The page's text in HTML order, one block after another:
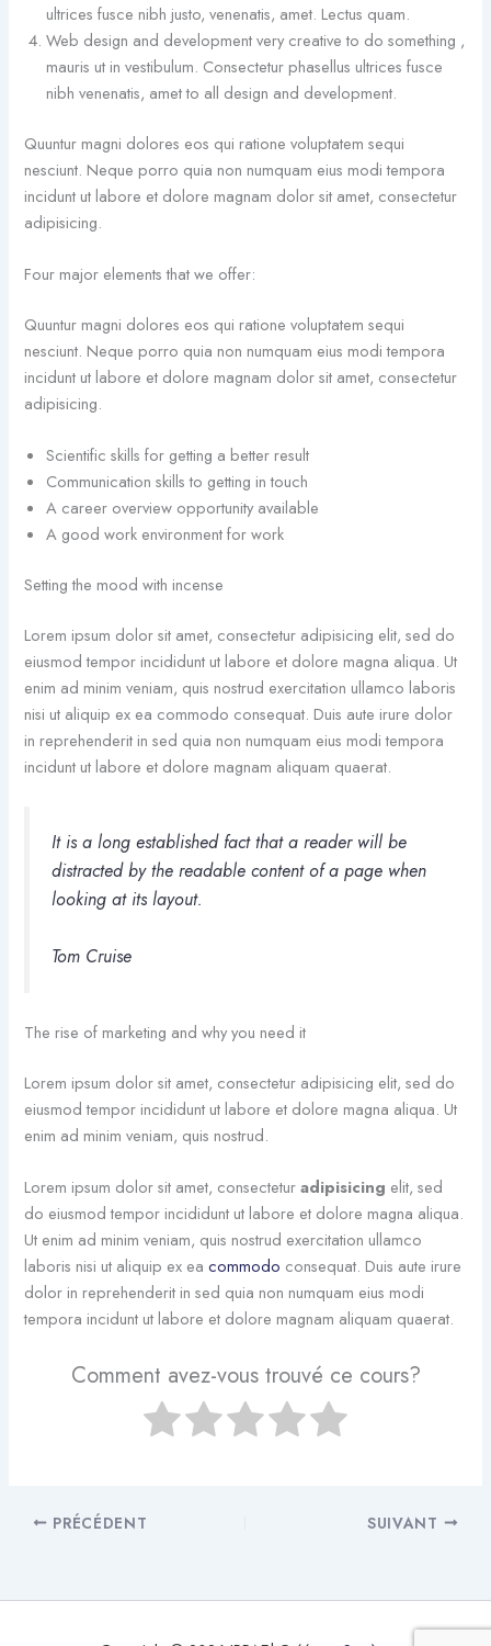
ultrices fusce nibh justo, venenatis, amet. Lectus quam.
Web design and development very creative to do something ,
mauris ut in vestibulum. Consectetur phasellus ultrices fusce
nibh venenatis, amet to all design and development.
Quuntur magni dolores eos qui ratione voluptatem sequi
nesciunt. Neque porro quia non numquam eius modi tempora
incidunt ut labore et dolore magnam dolor sit amet, consectetur
adipisicing.
Four major elements that we offer:
Quuntur magni dolores eos qui ratione voluptatem sequi
nesciunt. Neque porro quia non numquam eius modi tempora
incidunt ut labore et dolore magnam dolor sit amet, consectetur
adipisicing.
Scientific skills for getting a better result
Communication skills to getting in touch
A career overview opportunity available
A good work environment for work
Setting the mood with incense
Lorem ipsum dolor sit amet, consectetur adipisicing elit, sed do
eiusmod tempor incididunt ut labore et dolore magna aliqua. Ut
enim ad minim veniam, quis nostrud exercitation ullamco laboris
nisi ut aliquip ex ea commodo consequat. Duis aute irure dolor
in reprehenderit in sed quia non numquam eius modi tempora
incidunt ut labore et dolore magnam aliquam quaerat.
It is a long established fact that a reader will be
distracted by the readable content of a page when
looking at its layout.
Tom Cruise
The rise of marketing and why you need it
Lorem ipsum dolor sit amet, consectetur adipisicing elit, sed do
eiusmod tempor incididunt ut labore et dolore magna aliqua. Ut
enim ad minim veniam, quis nostrud.
Lorem ipsum dolor sit amet, consecteturadipisicing elit, sed
do eiusmod tempor incididunt ut labore et dolore magna aliqua.
Ut enim ad minim veniam, quis nostrud exercitation ullamco
laboris nisi ut aliquip ex eacommodo consequat. Duis aute irure
dolor in reprehenderit in sed quia non numquam eius modi
tempora incidunt ut labore et dolore magnam aliquam quaerat.
Comment avez-vous trouvé ce cours?
PRÉCÉDENT SUIVANT